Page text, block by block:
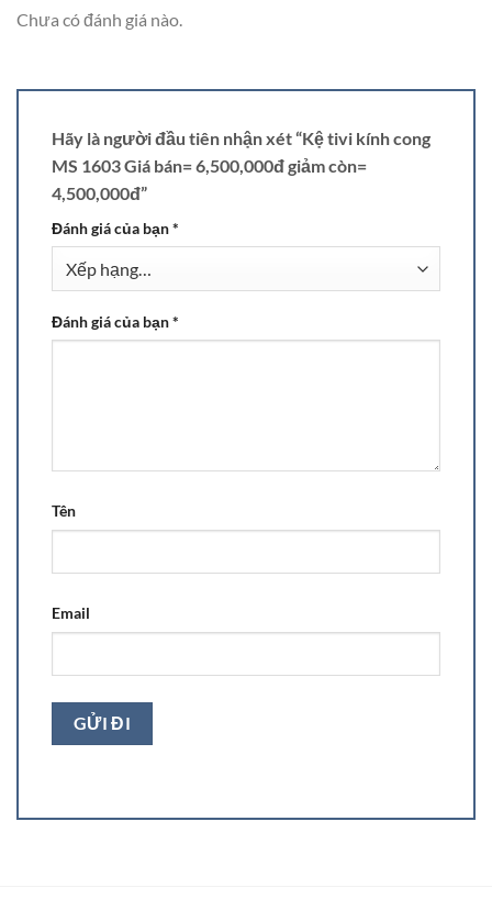
Chưa có đánh giá nào.
Hãy là người đầu tiên nhận xét “Kệ tivi kính cong
MS 1603 Giá bán= 6,500,000đ giảm còn=
4,500,000đ”
Đánh giá của bạn*
Đánh giá của bạn*
Tên
Email